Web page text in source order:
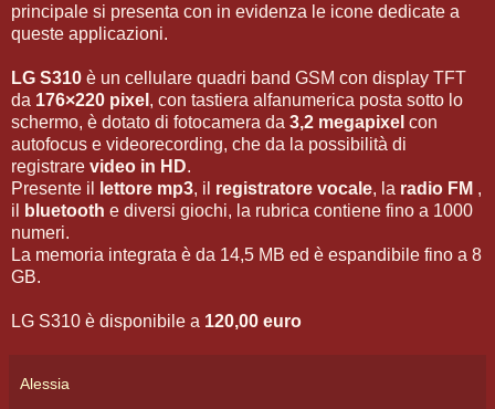
principale si presenta con in evidenza le icone dedicate a
queste applicazioni.
LG S310 è un cellulare quadri band GSM con display TFT
da 176×220 pixel , con tastiera alfanumerica posta sotto lo
schermo, è dotato di fotocamera da 3,2 megapixel con
autofocus e videorecording, che da la possibilità di
registrare video in HD.
Presente il
lettore mp3, il registratore vocale, la radio FM ,
il
bluetooth e diversi giochi, la rubrica contiene fino a 1000
numeri.
La memoria integrata è da 14,5 MB ed è espandibile fino a 8
GB.
LG S310 è disponibile a 120,00 euro
Alessia